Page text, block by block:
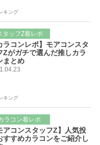
キング
タッフZ着レポ
ラコンレポ】モアコンスタ
Zがガチで選んだ推しカラ
まとめ
キング
ラコン着レポ
アコンスタッフZ】人気投
すすめカラコンをご紹介し